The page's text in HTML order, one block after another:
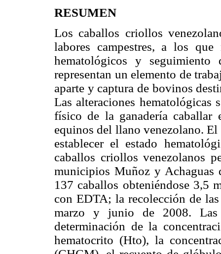
RESUMEN
Los caballos criollos
labores campestres, a los
hematológicos y seguimiento
representan un elemento de
aparte y captura de bovinos
Las alteraciones hematológicas
físico de la ganadería caballar
equinos del llano venezolano.
establecer el estado
caballos criollos venezolanos
municipios Muñoz y Achaguas
137 caballos obteniéndose 3,5
con EDTA; la recolección de
marzo y junio de 2008. Las
determinación de la
hematocrito (Hto), la